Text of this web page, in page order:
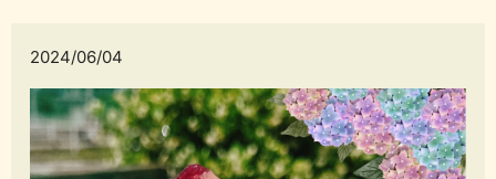
2024/06/04